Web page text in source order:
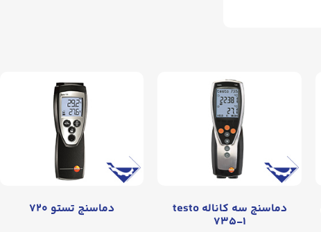
دماسنج سه کاناله testo
۷۳۵-۱
دماسنج تستو ۷۲۰